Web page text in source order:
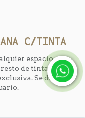
C/TINTA
espacio que
de tinta, rompe
Se destaca